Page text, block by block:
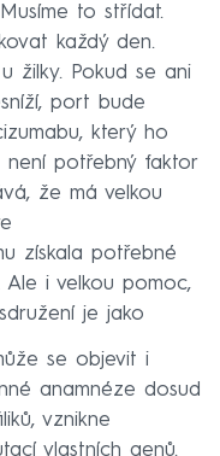
to střídat.
každý den.
žilky. Pokud se ani
port bude
který ho
potřebný faktor
že má velkou
získala potřebné
i velkou pomoc,
je jako
se objevit i
anamnéze dosud
vznikne
vlastních genů.